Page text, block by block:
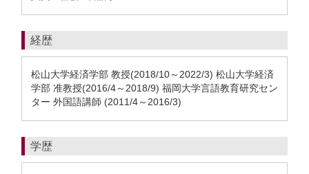
経歴
松山大学経済学部 教授(2018/10～2022/3) 松山大学経済
学部 准教授(2016/4～2018/9) 福岡大学言語教育研究セン
ター 外国語講師 (2011/4～2016/3)
学歴